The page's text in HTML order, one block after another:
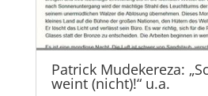
Patrick Mudekereza:
weint (nicht)!“ u.a.